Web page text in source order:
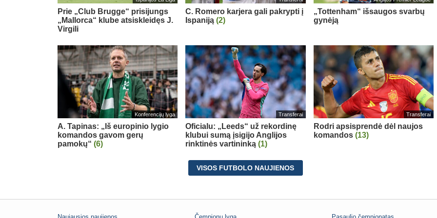
Prie „Club Brugge“ prisijungs
„Mallorca“ klube atsiskleidęs J.
Virgili
C. Romero karjera gali pakrypti į
Ispaniją(2)
„Tottenham“ išsaugos svarbų
gynėją
Konferencijų lyga
A. Tapinas: „Iš europinio lygio
komandos gavom gerų
pamokų“ (6)
Transferai
Oficialu: „Leeds“ už rekordinę
klubui sumą įsigijo Anglijos
rinktinės vartininką(1)
Transferai
Rodri apsisprendė dėl naujos
komandos (13)
VISOS FUTBOLO NAUJIENOS